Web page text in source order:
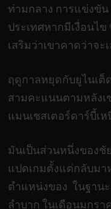
ท่ามกลาง การแข่งขัน
ประเทศหากมีเงื่อนไ
เสริมว่าเขาคาดว่าจะ
ฤดูกาลหยุดกับยูไนเต็
สามคะแนนตามหลัง
แมนเชสเตอร์ดาร์บี้เ
มันเป็นส่วนหนึ่งของชั
แปดเกมตั้งแต่กลับมา
ตำแหน่งของ ในฐาน
ลำบาก ในเดือนมกร